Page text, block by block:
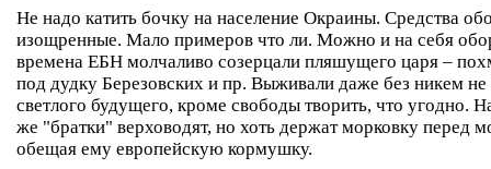
Не надо катить бочку на население Окраины. Средства
изощренные. Мало примеров что ли. Можно и на себя
времена ЕБН молчаливо созерцали пляшущего царя –
под дудку Березовских и пр. Выживали даже без никем
светлого будущего, кроме свободы творить, что угодно.
же "братки" верховодят, но хоть держат морковку перед
обещая ему европейскую кормушку.